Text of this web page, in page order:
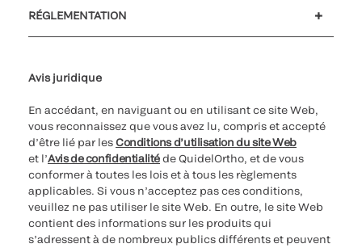
RÉGLEMENTATION
Avis juridique
En accédant, en naviguant ou en utilisant ce site Web,
vous reconnaissez que vous avez lu, compris et accepté
d’être lié par lesConditions d’utilisation du site Web
et l’Avis de confidentialitéde QuidelOrtho, et de vous
conformer à toutes les lois et à tous les règlements
applicables. Si vous n’acceptez pas ces conditions,
veuillez ne pas utiliser le site Web. En outre, le site Web
contient des informations sur les produits qui
s’adressent à de nombreux publics différents et peuvent